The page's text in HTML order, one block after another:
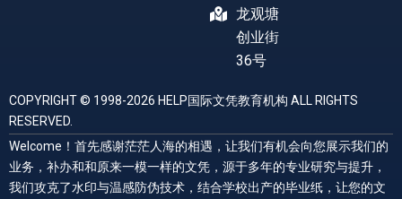
龙观塘
创业街
36号
COPYRIGHT © 1998-2026 HELP国际文凭教育机构 ALL RIGHTS
RESERVED.
Welcome！首先感谢茫茫人海的相遇，让我们有机会向您展示我们的
业务，补办和和原来一模一样的文凭，源于多年的专业研究与提升，
我们攻克了水印与温感防伪技术，结合学校出产的毕业纸，让您的文